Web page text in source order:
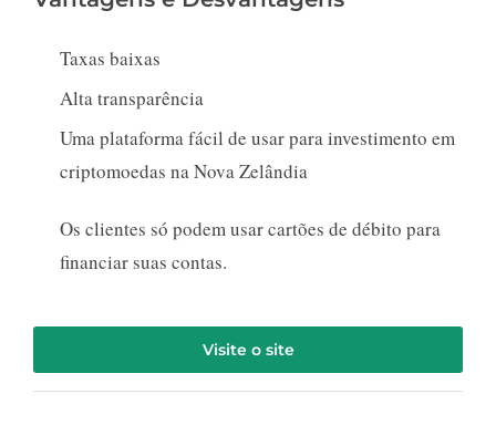
Taxas baixas
Alta transparência
Uma plataforma fácil de usar para investimento em
criptomoedas na Nova Zelândia
Os clientes só podem usar cartões de débito para
financiar suas contas.
Visite o site